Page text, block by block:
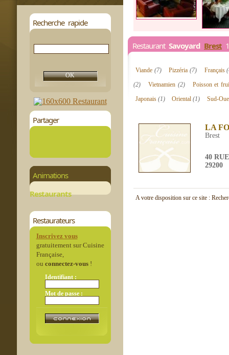
Recherche rapide
Partager
Animations
Restaurants
Restaurateurs
Inscrivez vous
gratuitement sur Cuisine
Française,
ou connectez-vous!
Identifiant :
Mot de passe :
Restaurant Savoyard Brest
Viande (7) Pizzéria(7) Français
(2)
Vietnamien (2)
Poisson et
Japonais (1) Oriental(1) Sud-
LA
Brest
40
29200
A votre disposition sur ce site :